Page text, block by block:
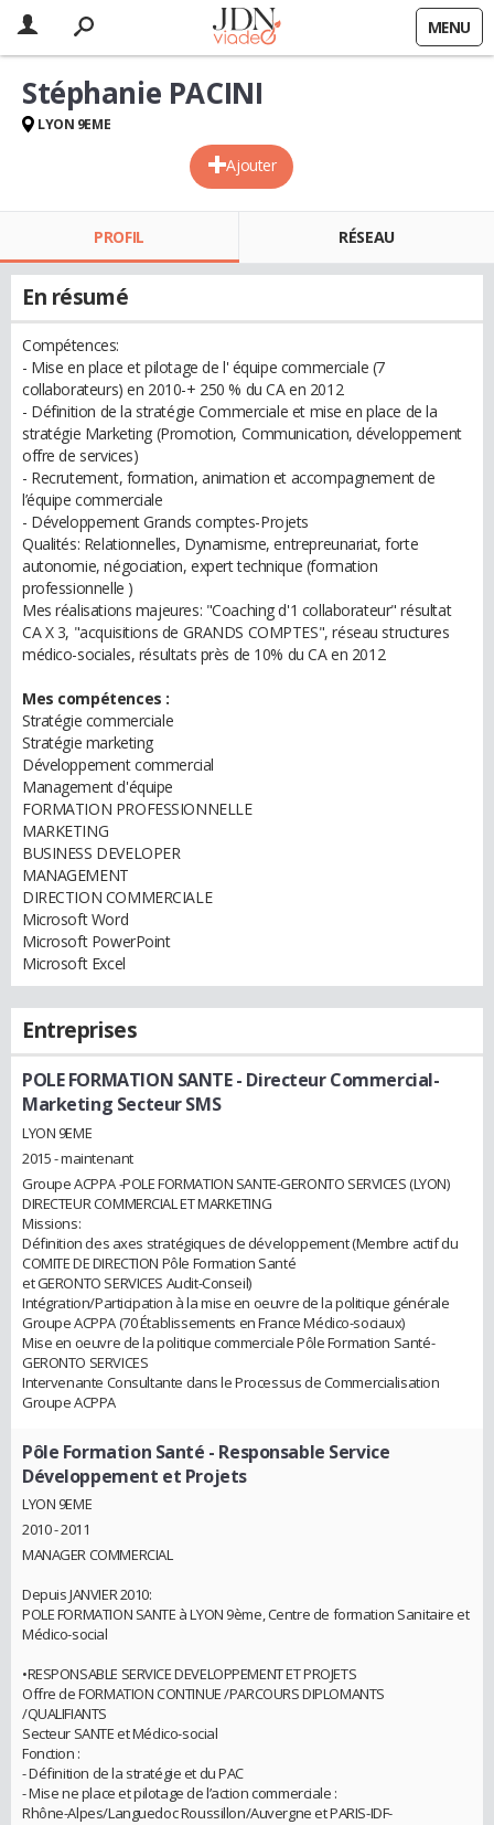
MENU
Ajouter
Stéphanie PACINI
LYON 9EME
PROFIL RÉSEAU
En résumé
Compétences:
- Mise en place et pilotage de l' équipe commerciale (7
collaborateurs) en 2010-+ 250 % du CA en 2012
- Définition de la stratégie Commerciale et mise en place de la
stratégie Marketing (Promotion, Communication, développement
offre de services)
- Recrutement, formation, animation et accompagnement de
l’équipe commerciale
- Développement Grands comptes-Projets
Qualités: Relationnelles, Dynamisme, entrepreunariat, forte
autonomie, négociation, expert technique (formation
professionnelle )
Mes réalisations majeures: "Coaching d'1 collaborateur" résultat
CA X 3, "acquisitions de GRANDS COMPTES", réseau structures
médico-sociales, résultats près de 10% du CA en 2012
Mes compétences :
Stratégie commerciale
Stratégie marketing
Développement commercial
Management d'équipe
FORMATION PROFESSIONNELLE
MARKETING
BUSINESS DEVELOPER
MANAGEMENT
DIRECTION COMMERCIALE
Microsoft Word
Microsoft PowerPoint
Microsoft Excel
Entreprises
POLE FORMATION SANTE- Directeur Commercial-
Marketing Secteur SMS
LYON 9EME
2015 - maintenant
Groupe ACPPA -POLE FORMATION SANTE-GERONTO SERVICES (LYON)
DIRECTEUR COMMERCIAL ET MARKETING
Missions:
Définition des axes stratégiques de développement (Membre actif du
COMITE DE DIRECTION Pôle Formation Santé
et GERONTO SERVICES Audit-Conseil)
Intégration/Participation à la mise en oeuvre de la politique générale
Groupe ACPPA (70 Établissements en France Médico-sociaux)
Mise en oeuvre de la politique commerciale Pôle Formation Santé-
GERONTO SERVICES
Intervenante Consultante dans le Processus de Commercialisation
Groupe ACPPA
Pôle Formation Santé - Responsable Service
Développement et Projets
LYON 9EME
2010 - 2011
MANAGER COMMERCIAL
Depuis JANVIER 2010:
POLE FORMATION SANTE à LYON 9ème, Centre de formation Sanitaire et
Médico-social
•RESPONSABLE SERVICE DEVELOPPEMENT ET PROJETS
Offre de FORMATION CONTINUE /PARCOURS DIPLOMANTS
/QUALIFIANTS
Secteur SANTE et Médico-social
Fonction :
- Définition de la stratégie et du PAC
- Mise ne place et pilotage de l’action commerciale :
Rhône-Alpes/Languedoc Roussillon/Auvergne et PARIS-IDF-